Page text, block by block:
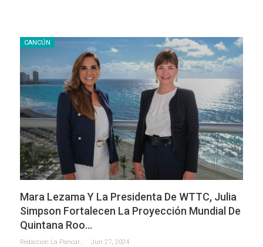
CANCÚN
Mara Lezama Y La Presidenta De WTTC, Julia
Simpson Fortalecen La Proyección Mundial De
Quintana Roo…
Redaccion La Pancarta De Quintana Roo Jun 27, 2024